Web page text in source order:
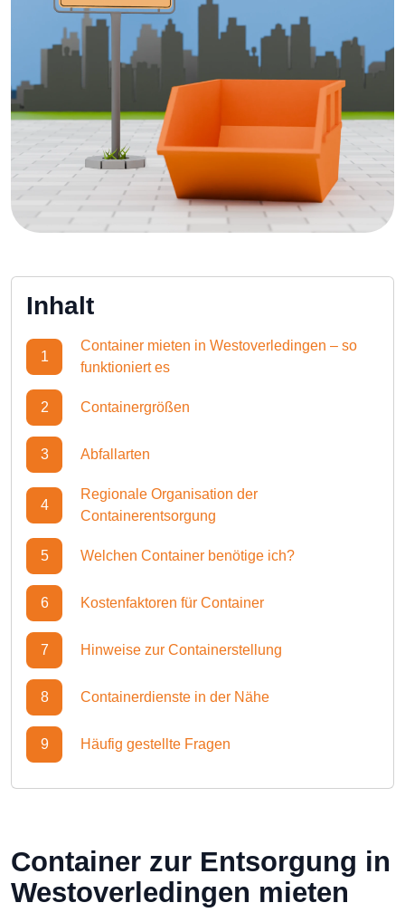
Inhalt
1
Container mieten in Westoverledingen – so
funktioniert es
2 Containergrößen
3 Abfallarten
4
Regionale Organisation der
Containerentsorgung
5 Welchen Container benötige ich?
6 Kostenfaktoren für Container
7 Hinweise zur Containerstellung
8 Containerdienste in der Nähe
9 Häufig gestellte Fragen
Container zur Entsorgung in
Westoverledingen mieten